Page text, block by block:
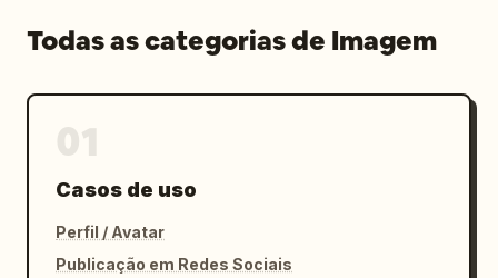
Todas as categorias de Imagem
Casos de uso
Perfil / Avatar
Publicação em Redes Sociais